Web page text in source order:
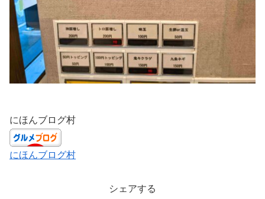
にほんブログ村
にほんブログ村
シェアする